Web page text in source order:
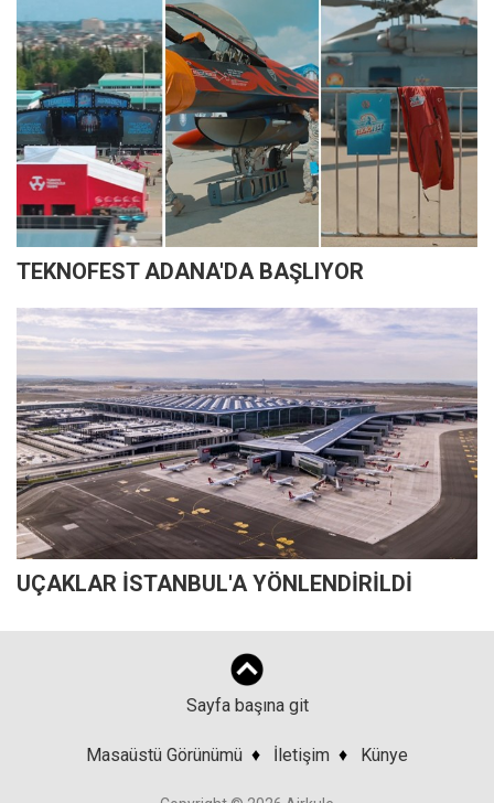
TEKNOFEST ADANA'DA BAŞLIYOR
UÇAKLAR İSTANBUL'A YÖNLENDİRİLDİ
Sayfa başına git
Masaüstü Görünümü ♦ İletişim ♦ Künye